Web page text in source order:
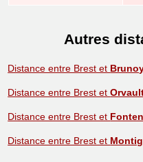
Autres
Distance entre Brest et
Distance entre Brest et
Distance entre Brest et
Distance entre Brest et